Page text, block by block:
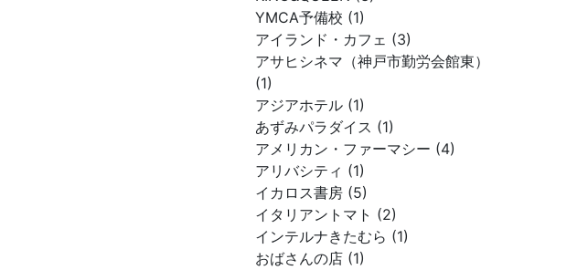
YMCA予備校 (1)
アイランド・カフェ (3)
アサヒシネマ（神戸市勤労会館東）
(1)
アジアホテル (1)
あずみパラダイス (1)
アメリカン・ファーマシー (4)
アリバシティ (1)
イカロス書房 (5)
イタリアントマト (2)
インテルナきたむら (1)
おばさんの店 (1)